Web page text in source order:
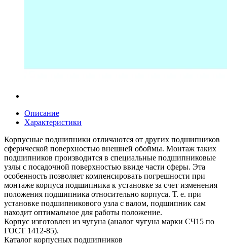
Описание
Характеристики
Корпусные подшипники отличаются от других подшипников
сферической поверхностью внешней обоймы. Монтаж таких
подшипников производится в специальные подшипниковые
узлы с посадочной поверхностью ввиде части сферы. Эта
особенность позволяет компенсировать погрешности при
монтаже корпуса подшипника к установке за счет изменения
положения подшипника относительно корпуса. Т. е. при
установке подшипникового узла с валом, подшипник сам
находит оптимальное для работы положение.
Корпус изготовлен из чугуна (аналог чугуна марки СЧ15 по
ГОСТ 1412-85).
Каталог корпусных подшипников